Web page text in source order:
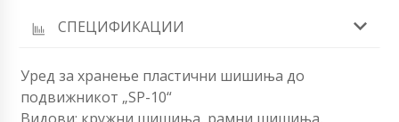
СПЕЦИФИКАЦИИ
Уред за хранење пластични шишиња до
подвижникот „SP-10“
Видови: кружни шишиња, рамни шишиња,